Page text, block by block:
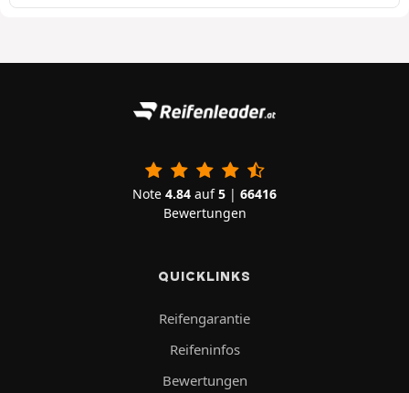
Note 4.84 auf5 | 66416
Bewertungen
QUICKLINKS
Reifengarantie
Reifeninfos
Bewertungen